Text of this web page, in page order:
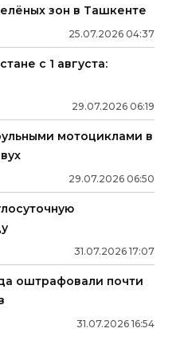
зон в Ташкенте
25.07.2026 04:37
с 1 августа:
29.07.2026 06:19
мотоциклами в
29.07.2026 06:50
31.07.2026 17:07
оштрафовали почти
31.07.2026 16:54